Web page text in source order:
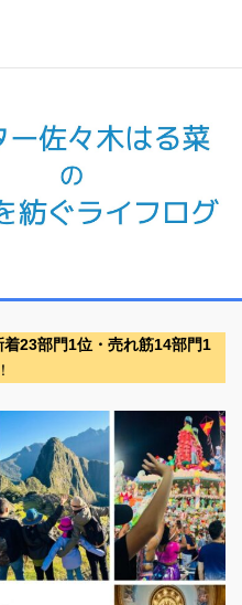
23部門1位・売れ筋14部門1
！